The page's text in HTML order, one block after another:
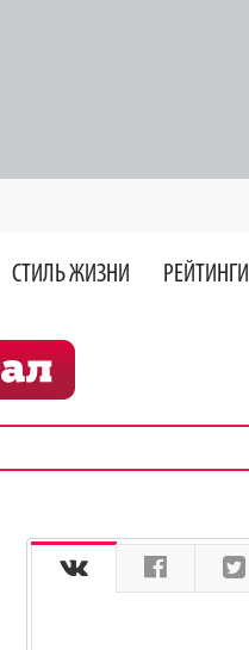
СТИЛЬ ЖИЗНИ РЕЙТИНГИ